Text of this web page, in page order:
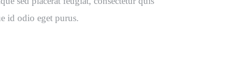
id odio eget purus.